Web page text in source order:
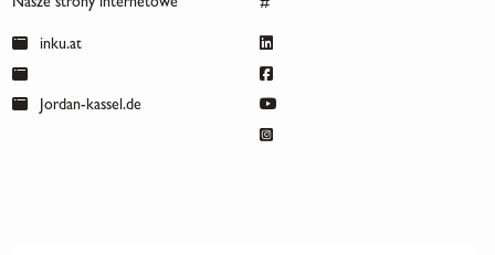
Nasze strony internetowe
inku.at
Jordan-kassel.de
#